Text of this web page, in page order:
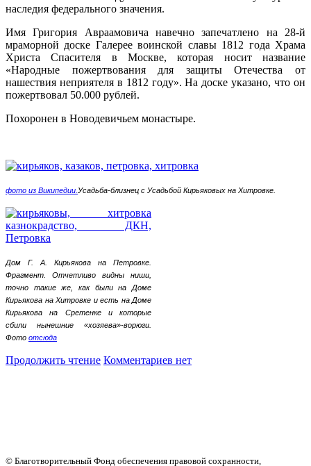
наследия федерального значения.
Имя Григория Авраамовича навечно запечатлено на 28-й
мраморной доске Галерее воинской славы 1812 года Храма
Христа Спасителя в Москве, которая носит название
«Народные пожертвования для защиты Отечества от
нашествия неприятеля в 1812 году». На доске указано, что он
пожертвовал 50.000 рублей.
Похоронен в Новодевичьем монастыре.
фото из Википедии. Усадьба-близнец с Усадьбой Кирьяковых на Хитровке.
Дом Г. А. Кирьякова на Петровке.
Фрагмент. Отчетливо видны ниши,
точно такие же, как были на Доме
Кирьякова на Хитровке и есть на Доме
Кирьякова на Сретенке и которые
сбили нынешние «хозяева»-ворюги.
Фото отсюда
Продолжить чтение Комментариев нет
© Благотворительный Фонд обеспечения правовой сохранности,